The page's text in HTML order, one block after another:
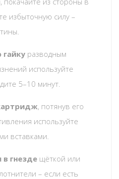
избыточную силу –
разводным
используйте
5–10 минут.
, потянув его
используйте
вставками.
гнезде щёткой или
– если есть